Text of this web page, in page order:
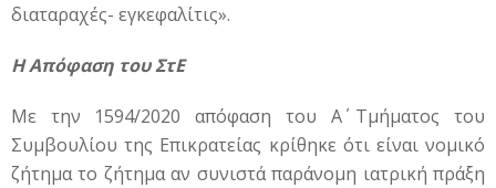
διαταραχές- εγκεφαλίτις».
Η Απόφαση του ΣτΕ
Με την 1594/2020 απόφαση του Α΄ Τμήματος του
Συμβουλίου της Επικρατείας κρίθηκε ότι είναι νομικό
ζήτημα το ζήτημα αν συνιστά παράνομη ιατρική πράξη